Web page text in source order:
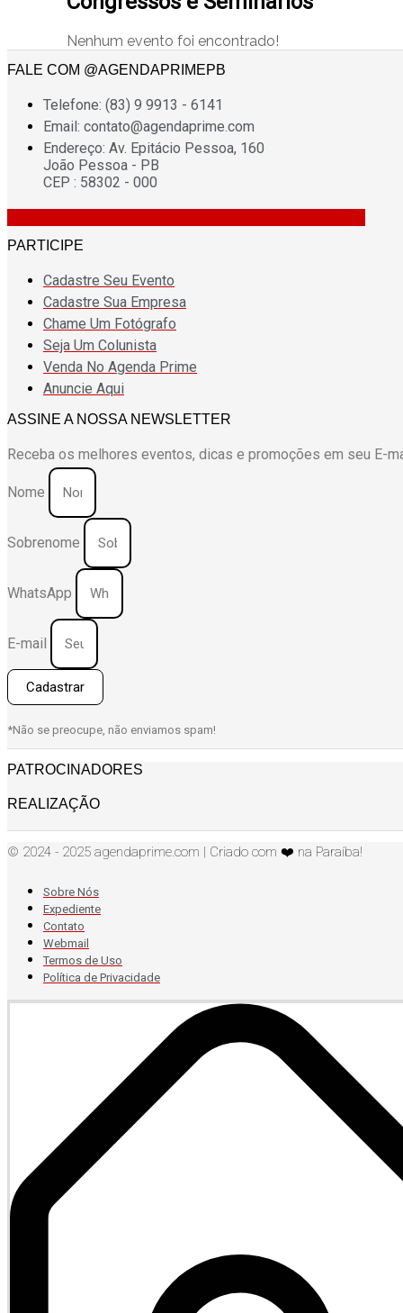
Nenhum evento foi encontrado!
FALE COM @AGENDAPRIMEPB
Telefone: (83) 9 9913 - 6141
Email: contato@agendaprime.com
Endereço: Av. Epitácio Pessoa, 160
João Pessoa - PB
CEP : 58302 - 000
PARTICIPE
Cadastre Seu Evento
Cadastre Sua Empresa
Chame Um Fotógrafo
Seja Um Colunista
Venda No Agenda Prime
Anuncie Aqui
ASSINE A NOSSA NEWSLETTER
Receba os melhores eventos, dicas e promoções em seu E-
Nome
Sobrenome
WhatsApp
E-mail
Cadastrar
*Não se preocupe, não enviamos spam!
PATROCINADORES
REALIZAÇÃO
© 2024 - 2025 agendaprime.com | Criado com ❤️ na Paraíba!
Sobre Nós
Expediente
Contato
Webmail
Termos de Uso
Política de Privacidade